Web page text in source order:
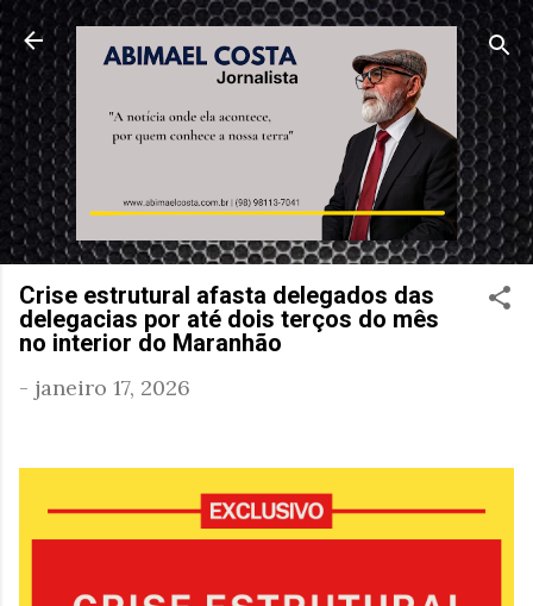
Pular para o conteúdo principal
Crise estrutural afasta delegados das
delegacias por até dois terços do mês
no interior do Maranhão
- janeiro 17, 2026